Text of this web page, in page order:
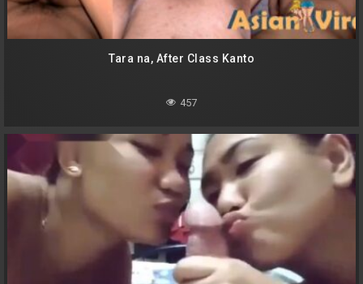
Tara na, After Class Kanto
457